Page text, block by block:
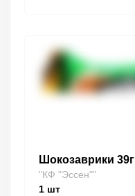
Шокозаврики 39г
"КФ "Эссен""
1 шт